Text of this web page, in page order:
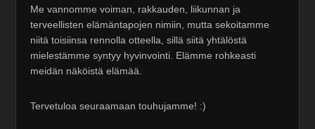
Me vannomme voiman, rakkauden, liikunnan ja
terveellisten elämäntapojen nimiin, mutta sekoitamme
niitä toisiinsa rennolla otteella, sillä siitä yhtälöstä
mielestämme syntyy hyvinvointi. Elämme rohkeasti
meidän näköistä elämää.
Tervetuloa seuraamaan touhujamme! :)